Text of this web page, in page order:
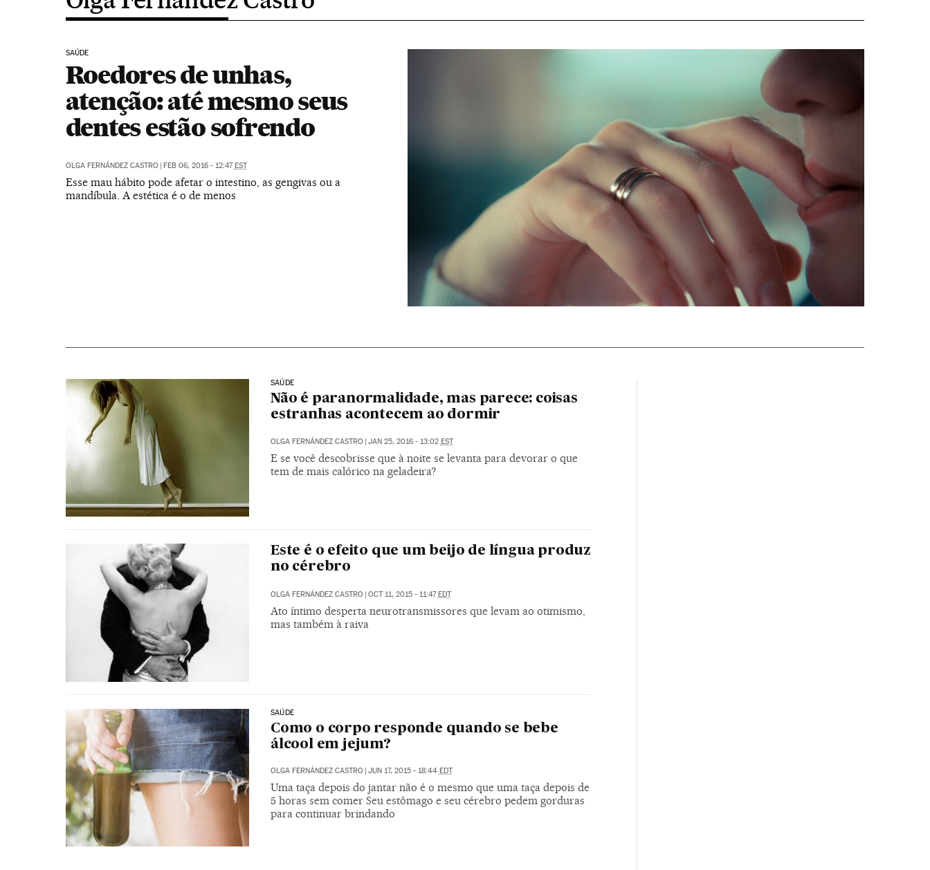
SAÚDE
Roedores de unhas,
atenção: até mesmo seus
dentes estão sofrendo
OLGA FERNÁNDEZ CASTRO | FEB 06, 2016 - 12:47EST
Esse mau hábito pode afetar o intestino, as gengivas ou a
mandíbula. A estética é o de menos
SAÚDE
Não é paranormalidade, mas parece: coisas
estranhas acontecem ao dormir
OLGA FERNÁNDEZ CASTRO | JAN 25, 2016 - 13:02 EST
E se você descobrisse que à noite se levanta para devorar o que
tem de mais calórico na geladeira?
Este é o efeito que um beijo de língua produz
no cérebro
OLGA FERNÁNDEZ CASTRO | OCT 11, 2015 - 11:47EDT
Ato íntimo desperta neurotransmissores que levam ao otimismo,
mas também à raiva
SAÚDE
Como o corpo responde quando se bebe
álcool em jejum?
OLGA FERNÁNDEZ CASTRO | JUN 17, 2015 - 18:44 EDT
Uma taça depois do jantar não é o mesmo que uma taça depois de
5 horas sem comer Seu estômago e seu cérebro pedem gorduras
para continuar brindando